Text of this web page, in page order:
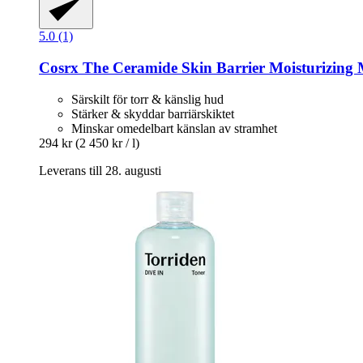
5.0 (1)
Cosrx The Ceramide Skin Barrier Moisturizing
Särskilt för torr & känslig hud
Stärker & skyddar barriärskiktet
Minskar omedelbart känslan av stramhet
294 kr (2 450 kr / l)
Leverans till 28. augusti